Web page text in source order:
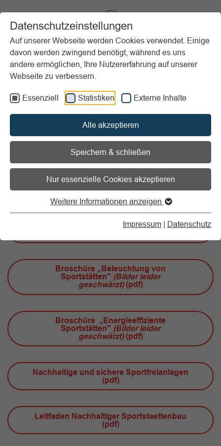
Datenschutzeinstellungen
Auf unserer Webseite werden Cookies verwendet. Einige
davon werden zwingend benötigt, während es uns
andere ermöglichen, Ihre Nutzererfahrung auf unserer
Webseite zu verbessern.
Essenziell Statistiken Externe Inhalte
Alle akzeptieren
Speichern & schließen
Nur essenzielle Cookies akzeptieren
Weitere Informationen anzeigen
Impressum | Datenschutz
Vereinsmanagement
Sporträume & Umwelt
Nachhaltige und moderne Sportstätten
Vorlesen
Informationen zum Readspeaker öffnen
Broschüren zu modernen,
energieeffizienten und
nachhaltigen Sportstätten
und Sporträumen
Broschüre „Abbau von Barrieren in
Broschüre „Beleuchtung von
Sportstätten" (Bilder leider
geschwärzt)(pdf)
Broschüre „Energieeffiziente
Sportstätten" (Bilder leider
geschwärzt)(pdf)
Nachhaltige und sichere Sportfreianlagen
(pdf)
Leitfaden Nachhaltiger Sportstaettenbau
(pdf)